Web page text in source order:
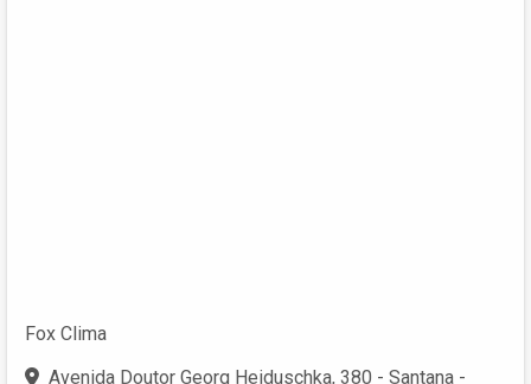
Fox Clima
Avenida Doutor Georg Heiduschka, 380 - Santana -